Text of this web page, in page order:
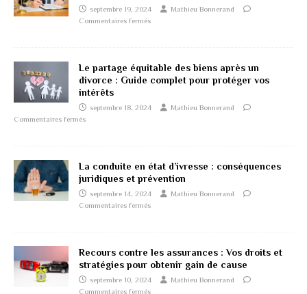
septembre 19, 2024
Mathieu Bonnerand
Commentaires fermés
Le partage équitable des biens après un
divorce : Guide complet pour protéger vos
intérêts
septembre 18, 2024
Mathieu Bonnerand
Commentaires fermés
La conduite en état d’ivresse : conséquences
juridiques et prévention
septembre 14, 2024
Mathieu Bonnerand
Commentaires fermés
Recours contre les assurances : Vos droits et
stratégies pour obtenir gain de cause
septembre 10, 2024
Mathieu Bonnerand
Commentaires fermés